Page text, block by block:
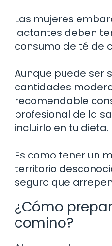
Las mujeres
lactantes deben
consumo de té de
Aunque puede ser
cantidades
recomendable
profesional de la
incluirlo en tu dieta.
Es como tener un
territorio
seguro que
¿Cómo
comino?